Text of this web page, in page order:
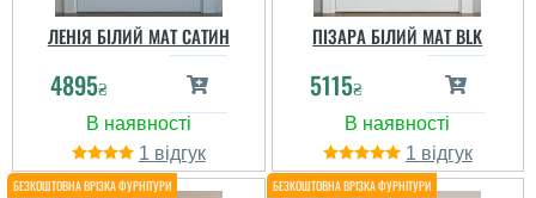
ЛЕНІЯ БІЛИЙ МАТ САТИН
4895₴
1
ПІЗАРА БІЛИЙ МАТ BLK
5115₴
1